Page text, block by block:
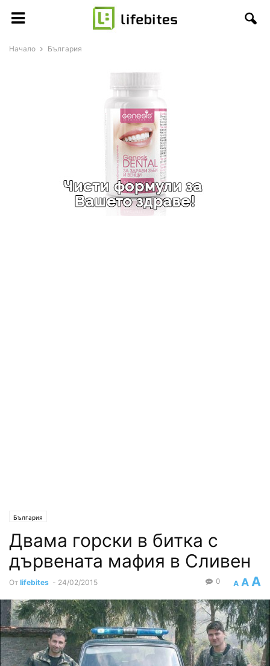
Начало България
България
Двама горски в битка с
дървената мафия в Сливен
От lifebites - 24/02/2015 A A A
0